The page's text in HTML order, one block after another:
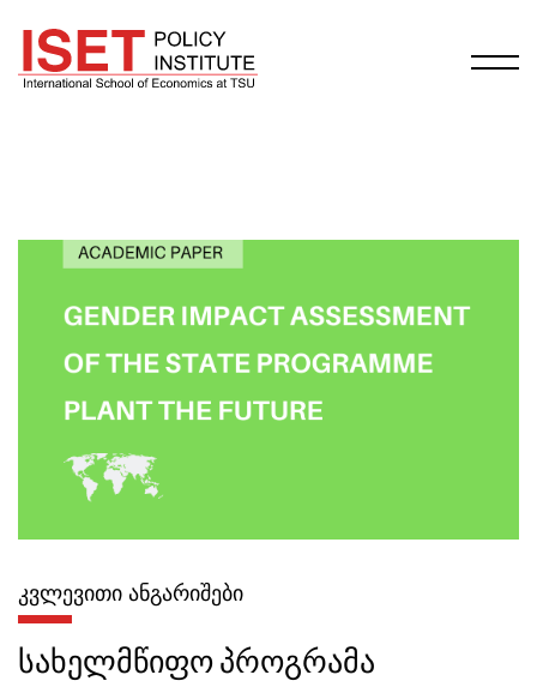
ᲙᲕᲚᲔᲕᲘᲗᲘ ᲐᲜᲒᲐᲠᲘᲨᲔᲑᲘ
სახელმწიფო პროგრამა